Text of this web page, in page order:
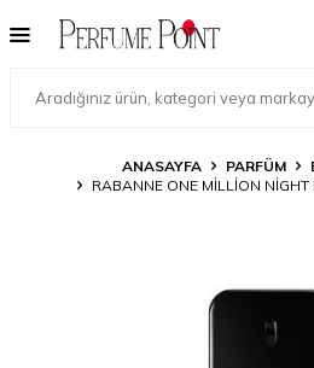
ANASAYFA PARFÜM
RABANNE ONE MILLION